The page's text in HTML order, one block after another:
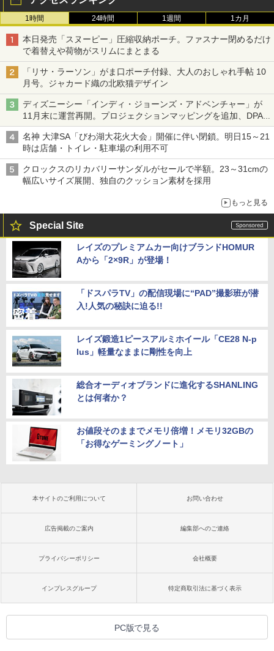
1時間 24時間 1週間 1カ月
本日発売「スヌーピー」圧縮収納ポーチ。ファスナー閉めるだけ
で着替えや荷物がスリムにまとまる
「リサ・ラーソン」がま口ポーチ付録、大人のおしゃれ手帖 10
月号。ジャカード織の北欧猫デザイン
ディズニーシー「インディ・ジョーンズ・アドベンチャー」が
11月末に運営再開。プロジェクションマッピングを追加、DPA
は1500円
名神 大津SA「びわ湖大花火大会」開催に伴い閉鎖。明日15～21
時は店舗・トイレ・駐車場の利用不可
クロックスのリカバリーサンダルがセールで半額。23～31cmの
幅広いサイズ展開、独自のクッション素材を採用
もっと見る
Special Site
レイズのプレミアムカー向けブランドHOMUR
Aから「2×9R」が登場！
「ドスパラTV」の配信現場に“PAD”撮影班が潜
入!人気の秘訣に迫る!!
レイズ鍛造1ピースアルミホイール「CE28 N-p
lus」軽量なままに剛性を向上
総合オーディオブランドに進化するSHANLING
とは何者か？
お値段そのままでメモリ倍増！メモリ32GBの
「お得なゲーミングノート」
本サイトのご利用について お問い合わせ
広告掲載のご案内 編集部へのご連絡
プライバシーポリシー 会社概要
インプレスグループ 特定商取引法に基づく表示
PC版で見る